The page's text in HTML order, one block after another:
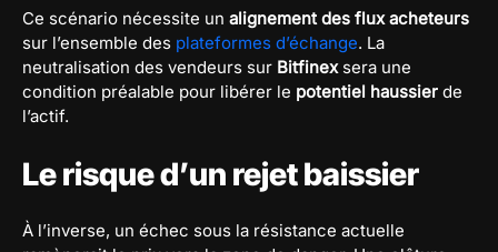
Ce scénario nécessite un alignement des flux acheteurs
sur l’ensemble des plateformes d’échange. La
neutralisation des vendeurs sur Bitfinexsera une
condition préalable pour libérer le potentiel haussier de
l’actif.
Le risque d’un rejet baissier
À l’inverse, un échec sous la résistance actuelle